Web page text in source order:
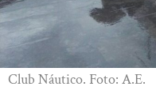
Club Náutico. Foto: A.E.